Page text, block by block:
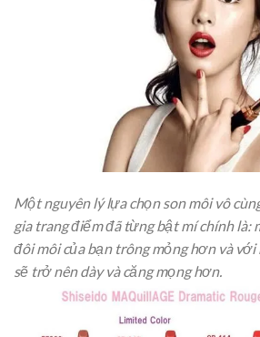
Một nguyên lý lựa chọn son môi vô
gia trang điểm đã từng bật mí chính là:
đôi môi của bạn trông mỏng hơn và với
sẽ trở nên dày và căng mọng hơn.